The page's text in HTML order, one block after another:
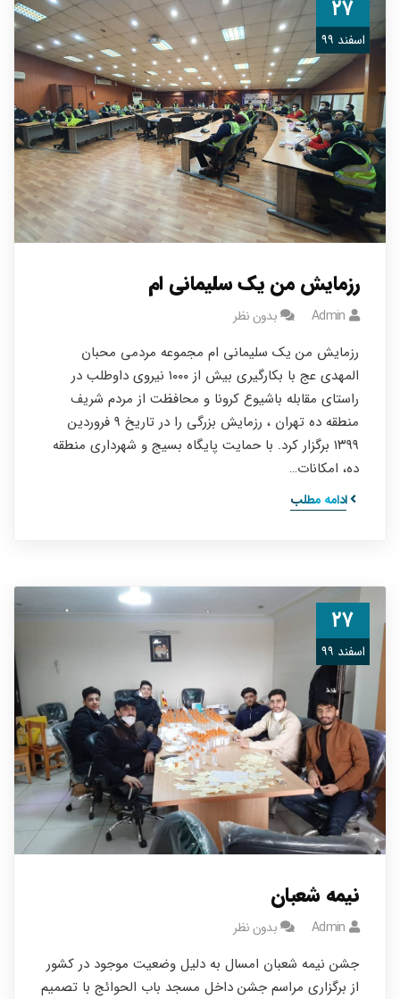
۲۷
اسفند ۹۹
رزمایش من یک سلیمانی ام
Admin بدون نظر
رزمایش من یک سلیمانی ام مجموعه مردمي محبان
المهدي عج با بكارگيري بيش از ١٠٠٠ نيروي داوطلب در
راستاي مقابله باشيوع كرونا و محافظت از مردم شريف
منطقه ده تهران ، رزمايش بزرگي را در تاریخ ۹ فروردین
۱۳۹۹ برگزار کرد. با حمايت پايگاه بسيج و شهرداري منطقه
ده، امكانات…
ادامه مطلب
۲۷
اسفند ۹۹
نیمه شعبان
Admin بدون نظر
جشن نیمه شعبان امسال به دلیل وضعیت موجود در کشور
از برگزاری مراسم جشن داخل مسجد باب الحوائج با تصمیم